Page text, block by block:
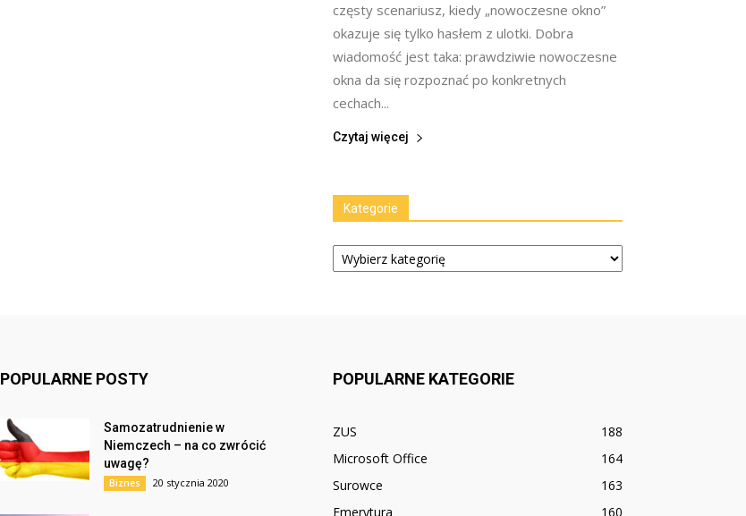
częsty scenariusz, kiedy „nowoczesne okno”
okazuje się tylko hasłem z ulotki. Dobra
wiadomość jest taka: prawdziwie nowoczesne
okna da się rozpoznać po konkretnych
cechach...
Czytaj więcej
Kategorie
Kategorie
POPULARNE POSTY
Samozatrudnienie w
Niemczech – na co zwrócić
uwagę?
Biznes 20 stycznia 2020
POPULARNE KATEGORIE
ZUS
188
Microsoft Office
164
Surowce
163
Emerytura
160